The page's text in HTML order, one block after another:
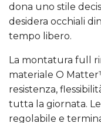
dona uno stile
desidera occhiali
tempo libero.
La montatura full
materiale O
resistenza,
tutta la giornata.
regolabile e